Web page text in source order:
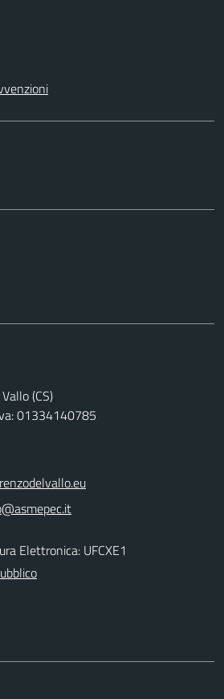
(CS)
01334140785
Elettronica: UFCXE1